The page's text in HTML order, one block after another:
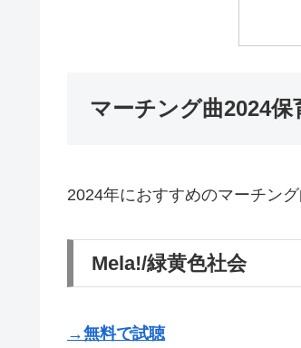
マーチング曲2024保
2024年におすすめのマーチン
Mela!/緑黄色社会
→無料で試聴